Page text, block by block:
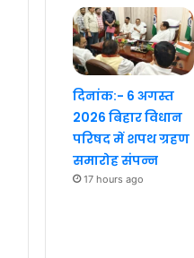
दिनांक:- 6 अगस्त
2026 बिहार विधान
परिषद में शपथ ग्रहण
समारोह संपन्न
17 hours ago